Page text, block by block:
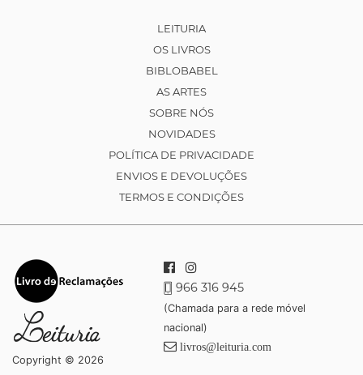
LEITURIA
OS LIVROS
BIBLOBABEL
AS ARTES
SOBRE NÓS
NOVIDADES
POLÍTICA DE PRIVACIDADE
ENVIOS E DEVOLUÇÕES
TERMOS E CONDIÇÕES
Copyright © 2026
966 316 945
(Chamada para a rede móvel
nacional)
livros@leituria.com